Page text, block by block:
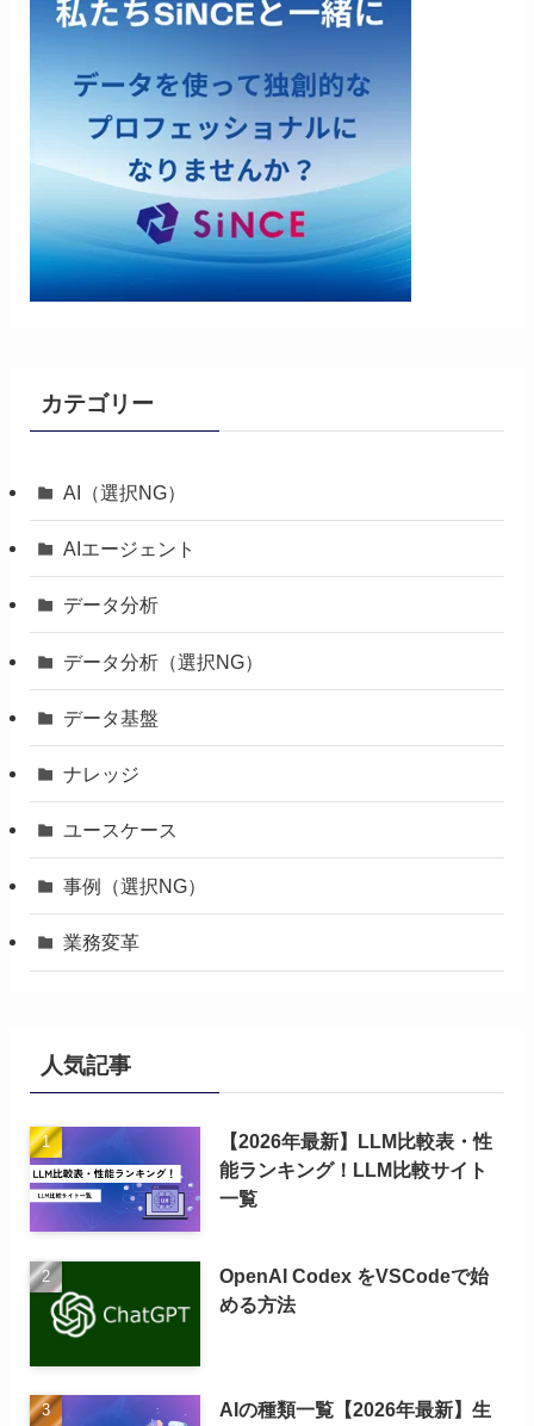
カテゴリー
AI（選択NG）
AIエージェント
データ分析
データ分析（選択NG）
データ基盤
ナレッジ
ユースケース
事例（選択NG）
業務変革
人気記事
【2026年最新】LLM比較表・性
能ランキング！LLM比較サイト
一覧
OpenAI Codex をVSCodeで始
める方法
AIの種類一覧【2026年最新】生